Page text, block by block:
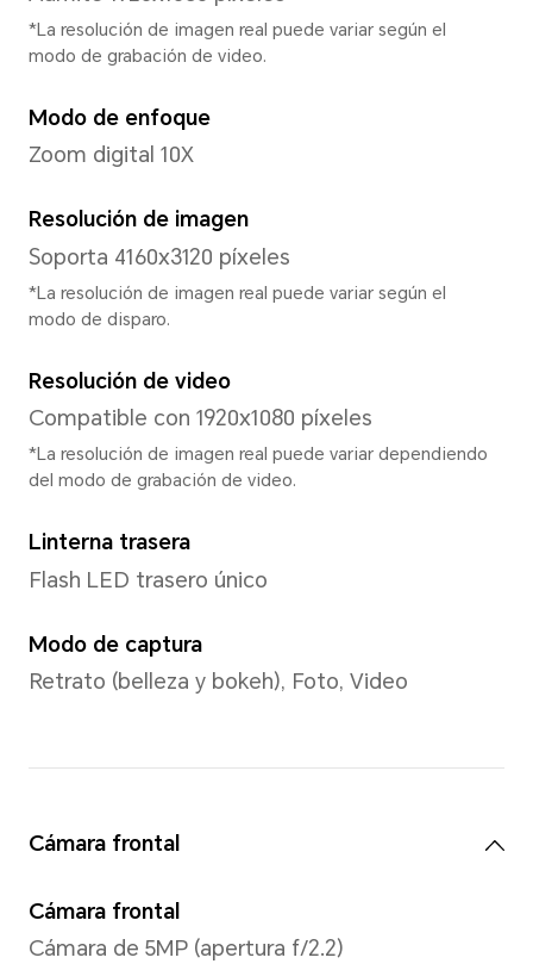
MediaTek Helio G81
Tipo de CPU
Octa-core
Frecuencia dominante de
2*A75 2.0GHz + 6*A55
*La frecuencia real puede
GPU
ARM Mail G52 MC2